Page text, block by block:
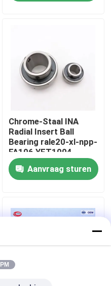
Chrome-Staal INA
Radial Insert Ball
Bearing rale20-xl-npp-
FA106 YET1004
Aanvraag sturen